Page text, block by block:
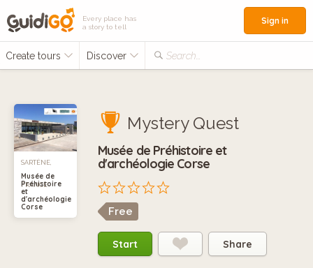
Every place has
a story to tell
Create tours Discover Search...
Sign in
SARTÈNE,
FRANCE
Musée de
Préhistoire
et
d'archéologie
Corse
Mystery Quest
Musée de Préhistoire et
d'archéologie Corse
Free
Start Share